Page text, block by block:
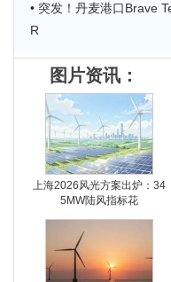
• 突发！丹麦港口Brave
R
图片资讯：
上海2026风光方案出炉：34
5MW陆风指标花